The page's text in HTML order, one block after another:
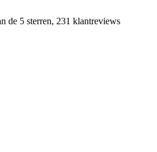
de 5 sterren, 231 klantreviews